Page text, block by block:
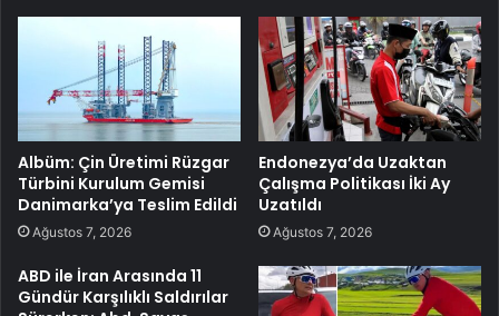
Albüm: Çin Üretimi Rüzgar
Türbini Kurulum Gemisi
Danimarka’ya Teslim Edildi
Ağustos 7, 2026
Endonezya’da Uzaktan
Çalışma Politikası İki Ay
Uzatıldı
Ağustos 7, 2026
ABD ile İran Arasında 11
Gündür Karşılıklı Saldırılar